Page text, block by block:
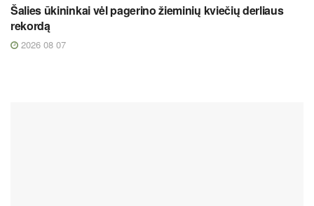
Šalies ūkininkai vėl pagerino žieminių kviečių derliaus
rekordą
2026 08 07